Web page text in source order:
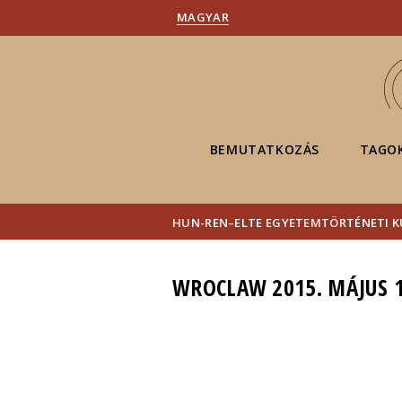
MAGYAR
BEMUTATKOZÁS
HUN-REN–ELTE EGYETEMTÖRTÉNETI
WROCLAW 2015. MÁJUS